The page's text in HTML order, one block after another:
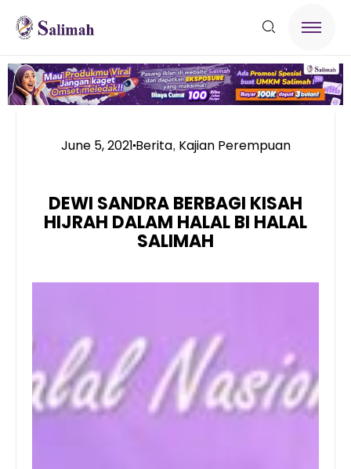
June 5, 2021Berita, Kajian Perempuan
DEWI SANDRA BERBAGI KISAH
HIJRAH DALAM HALAL BI HALAL
SALIMAH